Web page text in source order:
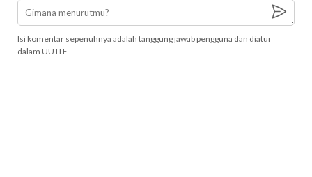
Isi komentar sepenuhnya adalah tanggung jawab pengguna dan diatur
dalam UU ITE